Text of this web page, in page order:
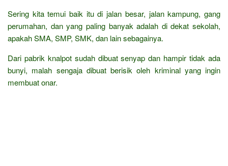
Sering kita temui baik itu di jalan besar, jalan kampung, gang
perumahan, dan yang paling banyak adalah di dekat sekolah,
apakah SMA, SMP, SMK, dan lain sebagainya.
Dari pabrik knalpot sudah dibuat senyap dan hampir tidak ada
bunyi, malah sengaja dibuat berisik oleh kriminal yang ingin
membuat onar.